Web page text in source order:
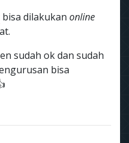
bisa dilakukan online
sudah ok dan sudah
bisa